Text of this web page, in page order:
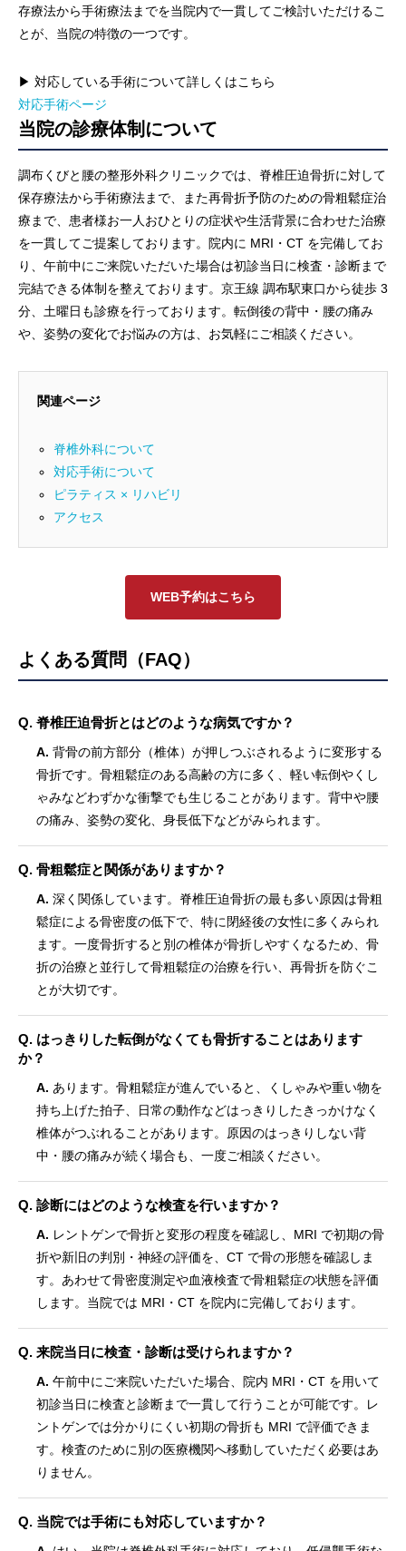
存療法から手術療法までを当院内で一貫してご検討いただけるこ
とが、当院の特徴の一つです。
▶ 対応している手術について詳しくはこちら
対応手術ページ
当院の診療体制について
調布くびと腰の整形外科クリニックでは、脊椎圧迫骨折に対して
保存療法から手術療法まで、また再骨折予防のための骨粗鬆症治
療まで、患者様お一人おひとりの症状や生活背景に合わせた治療
を一貫してご提案しております。院内に MRI・CT を完備してお
り、午前中にご来院いただいた場合は初診当日に検査・診断まで
完結できる体制を整えております。京王線 調布駅東口から徒歩 3
分、土曜日も診療を行っております。転倒後の背中・腰の痛み
や、姿勢の変化でお悩みの方は、お気軽にご相談ください。
関連ページ
脊椎外科について
対応手術について
ピラティス × リハビリ
アクセス
WEB予約はこちら
よくある質問（FAQ）
Q. 脊椎圧迫骨折とはどのような病気ですか？
A. 背骨の前方部分（椎体）が押しつぶされるように変形する
骨折です。骨粗鬆症のある高齢の方に多く、軽い転倒やくし
ゃみなどわずかな衝撃でも生じることがあります。背中や腰
の痛み、姿勢の変化、身長低下などがみられます。
Q. 骨粗鬆症と関係がありますか？
A. 深く関係しています。脊椎圧迫骨折の最も多い原因は骨粗
鬆症による骨密度の低下で、特に閉経後の女性に多くみられ
ます。一度骨折すると別の椎体が骨折しやすくなるため、骨
折の治療と並行して骨粗鬆症の治療を行い、再骨折を防ぐこ
とが大切です。
Q. はっきりした転倒がなくても骨折することはあります
か？
A. あります。骨粗鬆症が進んでいると、くしゃみや重い物を
持ち上げた拍子、日常の動作などはっきりしたきっかけなく
椎体がつぶれることがあります。原因のはっきりしない背
中・腰の痛みが続く場合も、一度ご相談ください。
Q. 診断にはどのような検査を行いますか？
A. レントゲンで骨折と変形の程度を確認し、MRI で初期の骨
折や新旧の判別・神経の評価を、CT で骨の形態を確認しま
す。あわせて骨密度測定や血液検査で骨粗鬆症の状態を評価
します。当院では MRI・CT を院内に完備しております。
Q. 来院当日に検査・診断は受けられますか？
A. 午前中にご来院いただいた場合、院内 MRI・CT を用いて
初診当日に検査と診断まで一貫して行うことが可能です。レ
ントゲンでは分かりにくい初期の骨折も MRI で評価できま
す。検査のために別の医療機関へ移動していただく必要はあ
りません。
Q. 当院では手術にも対応していますか？